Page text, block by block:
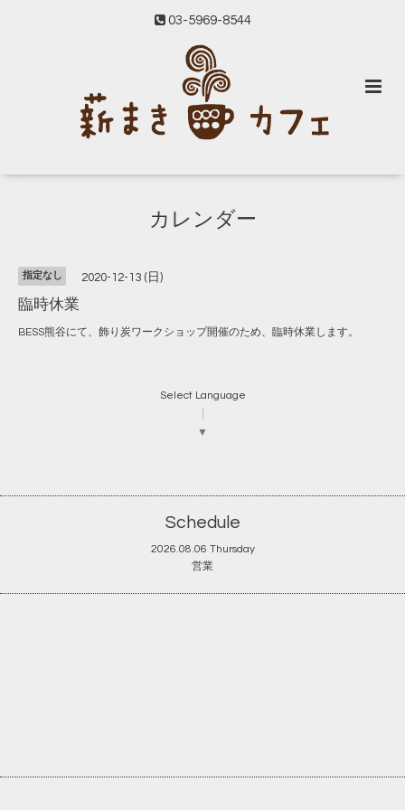
03-5969-8544
カレンダー
指定なし 2020-12-13 (日)
臨時休業
BESS熊谷にて、飾り炭ワークショップ開催のため、臨時休業します。
Select Language
▼
Schedule
2026.08.06 Thursday
営業